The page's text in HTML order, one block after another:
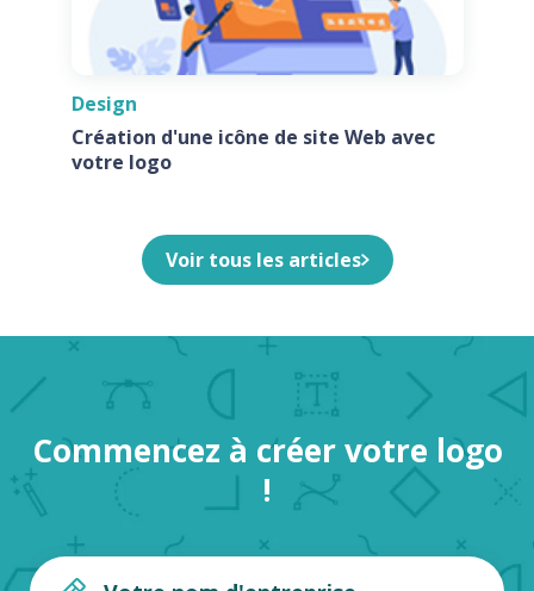
Design
Création d'une icône de site Web avec
votre logo
Voir tous les articles
Commencez à créer votre logo
!